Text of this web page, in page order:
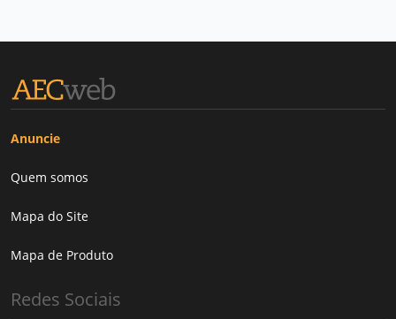
Anuncie
Quem somos
Mapa do Site
Mapa de Produto
Redes Sociais